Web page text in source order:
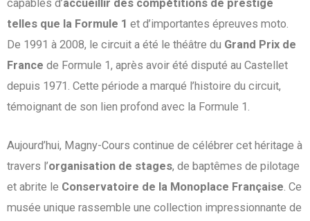
capables d’accueillir des compétitions de prestige
telles que la Formule 1 et d’importantes épreuves moto.
De 1991 à 2008, le circuit a été le théâtre du Grand Prix de
France de Formule 1, après avoir été disputé au Castellet
depuis 1971. Cette période a marqué l’histoire du circuit,
témoignant de son lien profond avec la Formule 1.
Aujourd’hui, Magny-Cours continue de célébrer cet héritage à
travers l’organisation de stages, de baptêmes de pilotage
et abrite le Conservatoire de la Monoplace Française. Ce
musée unique rassemble une collection impressionnante de